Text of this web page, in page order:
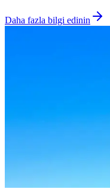
Daha fazla bilgi edinin